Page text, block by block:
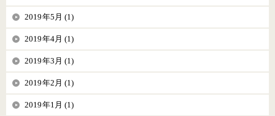
2019年5月 (1)
2019年4月 (1)
2019年3月 (1)
2019年2月 (1)
2019年1月 (1)